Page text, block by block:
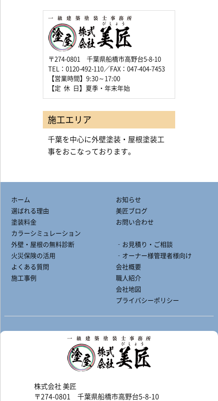
〒274-0801 千葉県船橋市高野台5-8-10
TEL：0120-492-110／FAX：047-404-7453
【営業時間】9:30～17:00
【定 休 日】夏季・年末年始
施工エリア
千葉を中心に外壁塗装・屋根塗装工
事をおこなっております。
ホーム
選ばれる理由
塗装料金
カラーシミュレーション
外壁・屋根の無料診断
火災保険の活用
よくある質問
施工事例
お知らせ
美匠ブログ
お問い合わせ
‐お見積り・ご相談
‐オーナー様管理者様向け
会社概要
職人紹介
会社地図
プライバシーポリシー
株式会社 美匠
〒274-0801 千葉県船橋市高野台5-8-10